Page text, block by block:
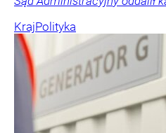
KrajPolityka